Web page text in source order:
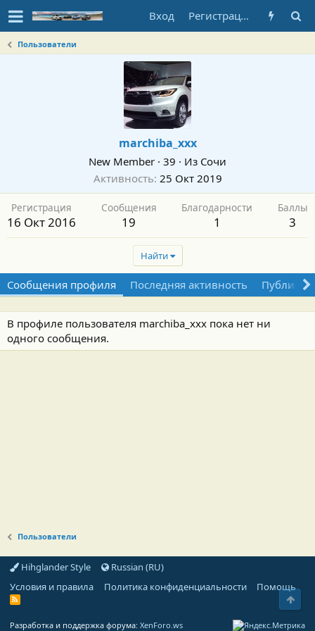
Вход Регистрация
Пользователи
marchiba_xxx
New Member · 39 · Из Сочи
Активность 25 Окт 2019
Регистрация
16 Окт 2016
Сообщения
19
Благодарности
1
Баллы
3
Найти
Сообщения профиля Последняя активность
В профиле пользователя marchiba_xxx пока нет ни
одного сообщения.
Пользователи
Hihglander Style
Russian (RU)
Условия и правила
Политика конфиденциальности Помощь
R
Разработка и поддержка форума: XenForo.ws